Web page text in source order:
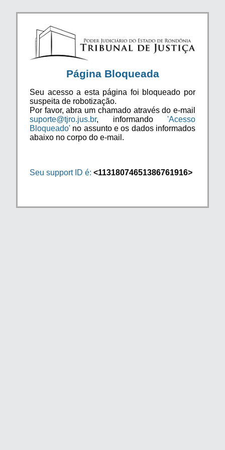
Página Bloqueada
Seu acesso a esta página foi bloqueado por
suspeita de robotização.
Por favor, abra um chamado através do e-mail
suporte@tjro.jus.br, informando 'Acesso
Bloqueado' no assunto e os dados informados
abaixo no corpo do e-mail.
Seu support ID é: <11318074651386761916>